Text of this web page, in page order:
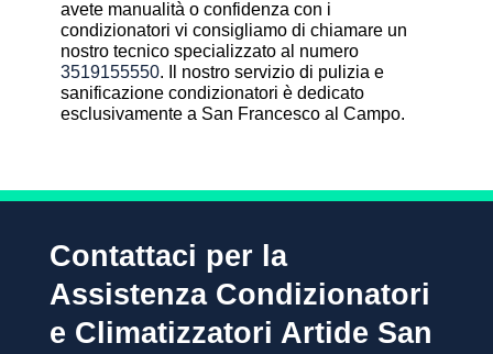
avete manualità o confidenza con i
condizionatori vi consigliamo di chiamare un
nostro tecnico specializzato al numero
3519155550. Il nostro servizio di pulizia e
sanificazione condizionatori è dedicato
esclusivamente a San Francesco al Campo.
Contattaci per la
Assistenza Condizionatori
e Climatizzatori Artide San